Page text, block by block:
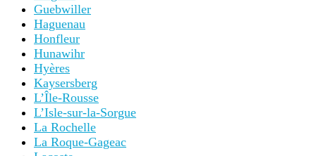
Guebwiller
Haguenau
Honfleur
Hunawihr
Hyères
Kaysersberg
L’Île-Rousse
L’Isle-sur-la-Sorgue
La Rochelle
La Roque-Gageac